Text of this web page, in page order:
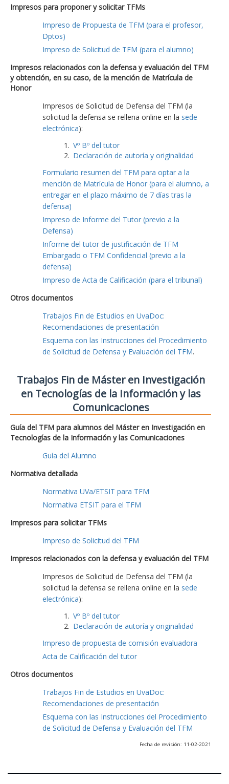
Impresos para proponer y solicitar TFMs
Impreso de Propuesta de TFM (para el profesor,
Dptos)
Impreso de Solicitud de TFM (para el alumno)
Impresos relacionados con la defensa y evaluación del TFM
y obtención, en su caso, de la mención de Matrícula de
Honor
Impresos de Solicitud de Defensa del TFM (la
solicitud la defensa se rellena online en la sede
electrónica):
Vº Bº del tutor
Declaración de autoría y originalidad
Formulario resumen del TFM para optar a la
mención de Matrícula de Honor (para el alumno, a
entregar en el plazo máximo de 7 días tras la
defensa)
Impreso de Informe del Tutor (previo a la
Defensa)
Informe del tutor de justificación de TFM
Embargado o TFM Confidencial (previo a la
defensa)
Impreso de Acta de Calificación (para el tribunal)
Otros documentos
Trabajos Fin de Estudios en UvaDoc:
Recomendaciones de presentación
Esquema con las Instrucciones del Procedimiento
de Solicitud de Defensa y Evaluación del TFM.
Trabajos Fin de Máster en Investigación
en Tecnologías de la Información y las
Comunicaciones
Guía del TFM para alumnos del Máster en Investigación en
Tecnologías de la Información y las Comunicaciones
Guía del Alumno
Normativa detallada
Normativa UVa/ETSIT para TFM
Normativa ETSIT para el TFM
Impresos para solicitar TFMs
Impreso de Solicitud del TFM
Impresos relacionados con la defensa y evaluación del TFM
Impresos de Solicitud de Defensa del TFM (la
solicitud la defensa se rellena online en la sede
electrónica):
Vº Bº del tutor
Declaración de autoría y originalidad
Impreso de propuesta de comisión evaluadora
Acta de Calificación del tutor
Otros documentos
Trabajos Fin de Estudios en UvaDoc:
Recomendaciones de presentación
Esquema con las Instrucciones del Procedimiento
de Solicitud de Defensa y Evaluación del TFM
Fecha de revisión: 11-02-2021